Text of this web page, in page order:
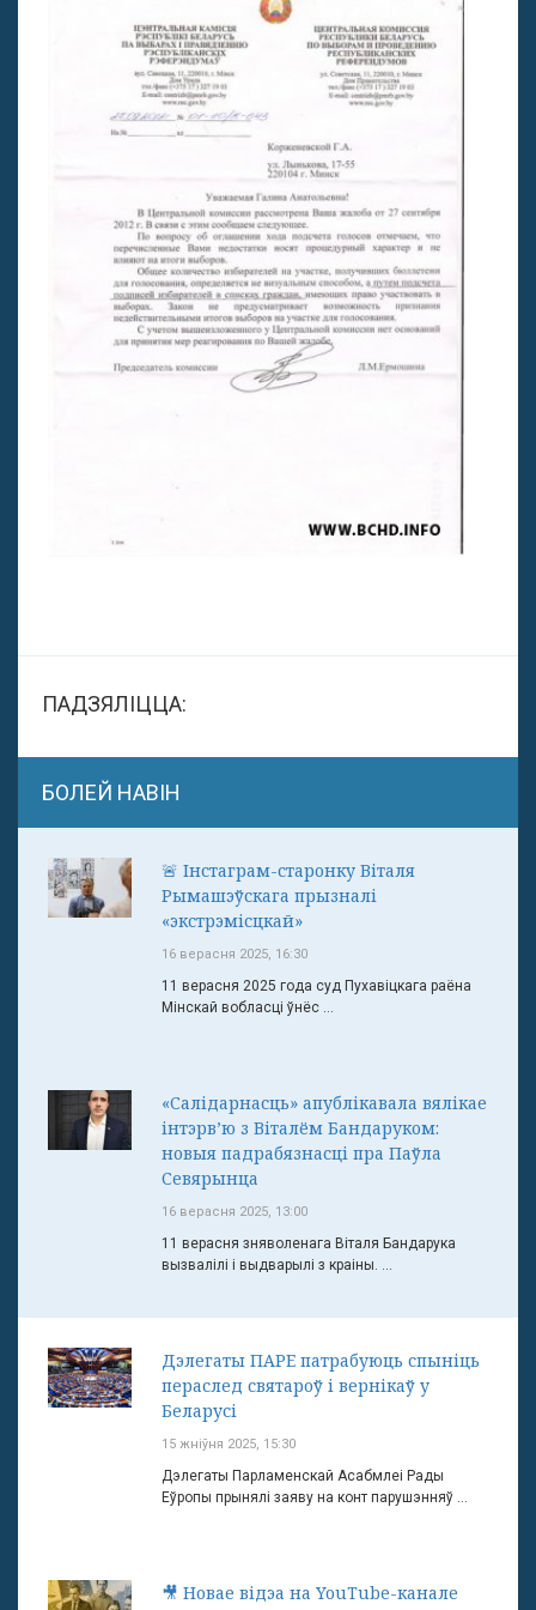
ПАДЗЯЛІЦЦА:
БОЛЕЙ НАВІН
🚨 Інстаграм-старонку Віталя
Рымашэўскага прызналі
«экстрэмісцкай»
16 верасня 2025, 16:30
11 верасня 2025 года суд Пухавіцкага раёна
Мінскай вобласці ўнёс ...
«Салідарнасць» апублікавала вялікае
інтэрв’ю з Віталём Бандаруком:
новыя падрабязнасці пра Паўла
Севярынца
16 верасня 2025, 13:00
11 верасня зняволенага Віталя Бандарука
вызвалілі і выдварылі з краіны. ...
Дэлегаты ПАРЕ патрабуюць спыніць
пераслед святароў і вернікаў у
Беларусі
15 жніўня 2025, 15:30
Дэлегаты Парламенскай Асабмлеі Рады
Еўропы прынялі заяву на конт парушэнняў ...
🎥 Новае відэа на YouTube-канале